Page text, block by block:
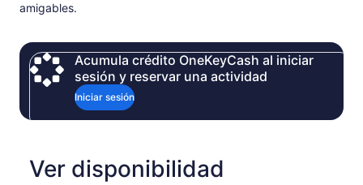
amigables.
Acumula crédito OneKeyCash al iniciar
sesión y reservar una actividad
Iniciar sesión
Ver disponibilidad